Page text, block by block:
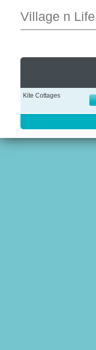
Village n Life
Kite Cottages